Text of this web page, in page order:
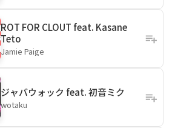
ROT FOR CLOUT feat. Kasane
Teto
Jamie Paige
ジャバウォック feat. 初音ミク
wotaku